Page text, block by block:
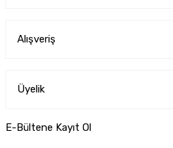
Alışveriş
Üyelik
E-Bültene Kayıt Ol